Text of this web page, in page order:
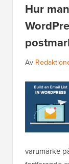
Hur
Av
varumärke